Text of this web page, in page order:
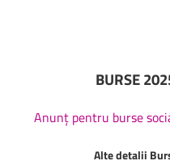
BURSE
Anunț pentru burse
Alte detalii